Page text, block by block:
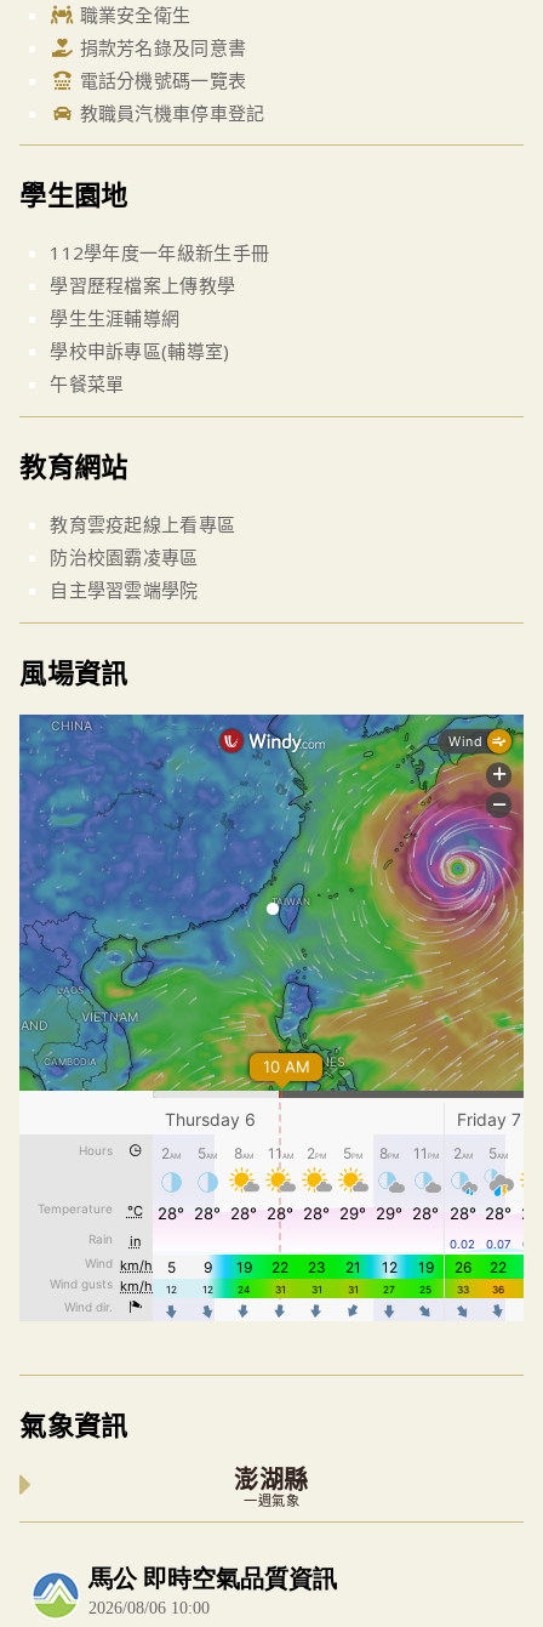
職業安全衛生
捐款芳名錄及同意書
電話分機號碼一覽表
教職員汽機車停車登記
學生園地
112學年度一年級新生手冊
學習歷程檔案上傳教學
學生生涯輔導網
學校申訴專區(輔導室)
午餐菜單
教育網站
教育雲疫起線上看專區
防治校園霸凌專區
自主學習雲端學院
風場資訊
氣象資訊
澎湖縣
一週氣象
內嵌空氣品質小工具為視覺預覽，完整即時空